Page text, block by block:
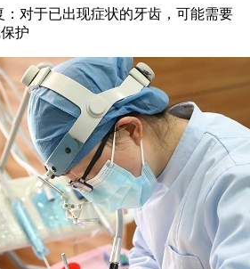
对于已出现症状的牙齿，可能需要
护